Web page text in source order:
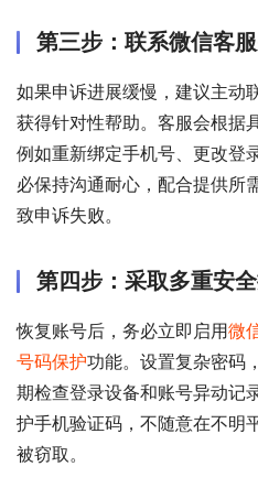
第三步：联系微信客
如果申诉进展缓慢，建议主动
获得针对性帮助。客服会根据
例如重新绑定手机号、更改登
必保持沟通耐心，配合提供所
致申诉失败。
第四步：采取多重安
恢复账号后，务必立即启用微
号码保护功能。设置复杂密码
期检查登录设备和账号异动记
护手机验证码，不随意在不明
被窃取。